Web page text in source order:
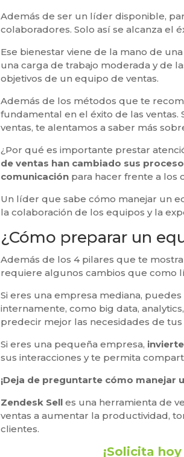
Además de ser un líder disponible,
colaboradores. Solo así se alcanza el
Ese bienestar viene de la mano de
una carga de trabajo moderada y de
objetivos de un equipo de ventas.
Además de los métodos que te
fundamental en el éxito de las
ventas, te alentamos a saber más
¿Por qué es importante prestar
de ventas han cambiado sus
comunicación para hacer frente a los
Un líder que sabe cómo manejar un
la colaboración de los equipos y la
¿Cómo preparar un
Además de los 4 pilares que te
requiere algunos cambios que como
Si eres una empresa mediana,
internamente, como big data,
predecir mejor las necesidades de
Si eres una pequeña empresa,
sus interacciones y te permita
¡Deja de preguntarte cómo manejar
Zendesk Sell es una herramienta de
ventas a aumentar la productividad,
clientes.
¡Solicita